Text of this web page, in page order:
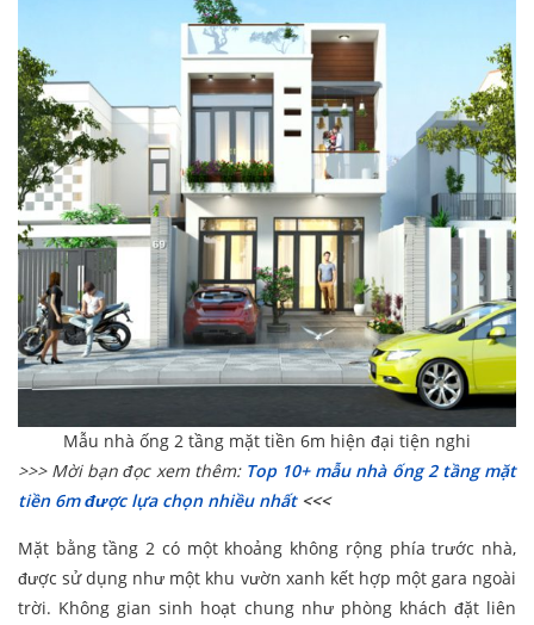
Mẫu nhà ống 2 tầng mặt tiền 6m hiện đại tiện nghi
>>> Mời bạn đọc xem thêm: Top 10+ mẫu nhà ống 2 tầng mặt
tiền 6m được lựa chọn nhiều nhất<<<
Mặt bằng tầng 2 có một khoảng không rộng phía trước nhà,
được sử dụng như một khu vườn xanh kết hợp một gara ngoài
trời. Không gian sinh hoạt chung như phòng khách đặt liên